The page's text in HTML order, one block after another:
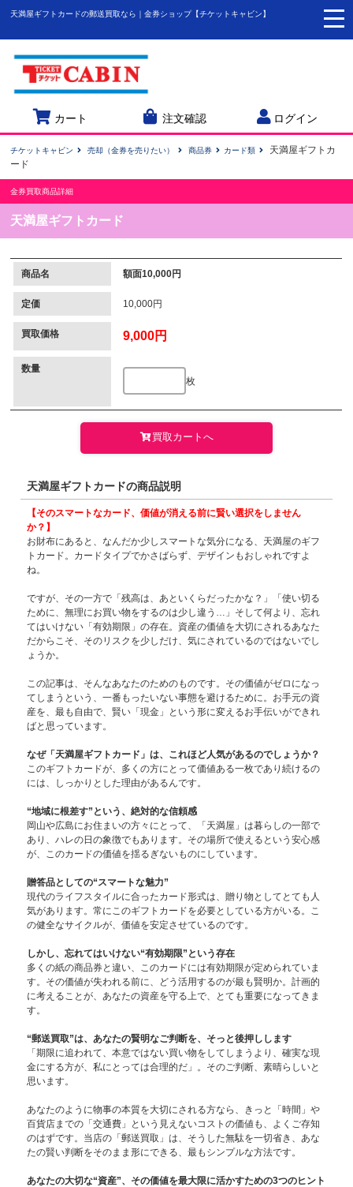
天満屋ギフトカードの郵送買取なら｜金券ショップ【チケットキャビン】
カート 注文確認 ログイン
チケットキャビン 売却（金券を売りたい） 商品券 カード類
天満屋ギフトカ
ード
金券買取商品詳細
天満屋ギフトカード
商品名 額面10,000円
定価 10,000円
買取価格 9,000円
数量
枚
買取カートへ
天満屋ギフトカードの商品説明
【そのスマートなカード、価値が消える前に賢い選択をしません
か？】
お財布にあると、なんだか少しスマートな気分になる、天満屋のギフ
トカード。カードタイプでかさばらず、デザインもおしゃれですよ
ね。
ですが、その一方で「残高は、あといくらだったかな？」「使い切る
ために、無理にお買い物をするのは少し違う…」そして何より、忘れ
てはいけない「有効期限」の存在。資産の価値を大切にされるあなた
だからこそ、そのリスクを少しだけ、気にされているのではないでし
ょうか。
この記事は、そんなあなたのためのものです。その価値がゼロになっ
てしまうという、一番もったいない事態を避けるために。お手元の資
産を、最も自由で、賢い「現金」という形に変えるお手伝いができれ
ばと思っています。
なぜ「天満屋ギフトカード」は、これほど人気があるのでしょうか？
このギフトカードが、多くの方にとって価値ある一枚であり続けるの
には、しっかりとした理由があるんです。
“地域に根差す”という、絶対的な信頼感
岡山や広島にお住まいの方々にとって、「天満屋」は暮らしの一部で
あり、ハレの日の象徴でもあります。その場所で使えるという安心感
が、このカードの価値を揺るぎないものにしています。
贈答品としての“スマートな魅力”
現代のライフスタイルに合ったカード形式は、贈り物としてとても人
気があります。常にこのギフトカードを必要としている方がいる。こ
の健全なサイクルが、価値を安定させているのです。
しかし、忘れてはいけない“有効期限”という存在
多くの紙の商品券と違い、このカードには有効期限が定められていま
す。その価値が失われる前に、どう活用するのが最も賢明か。計画的
に考えることが、あなたの資産を守る上で、とても重要になってきま
す。
“郵送買取”は、あなたの賢明なご判断を、そっと後押しします
「期限に追われて、本意ではない買い物をしてしまうより、確実な現
金にする方が、私にとっては合理的だ」。そのご判断、素晴らしいと
思います。
あなたのように物事の本質を大切にされる方なら、きっと「時間」や
百貨店までの「交通費」という見えないコストの価値も、よくご存知
のはずです。当店の「郵送買取」は、そうした無駄を一切省き、あな
たの賢い判断をそのまま形にできる、最もシンプルな方法です。
あなたの大切な“資産”、その価値を最大限に活かすための3つのヒント